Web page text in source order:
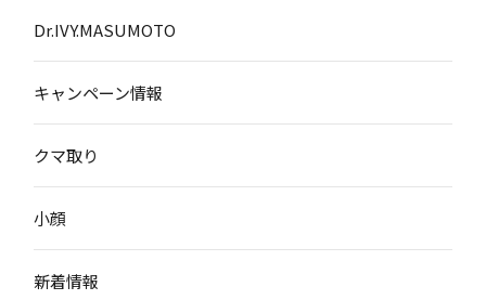
Dr.IVY.MASUMOTO
キャンペーン情報
クマ取り
小顔
新着情報